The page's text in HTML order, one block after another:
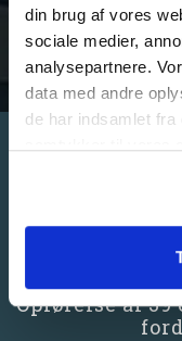
din brug af vores
sociale medier,
analysepartnere.
data med andre
de har indsamlet fra
Opførelse af